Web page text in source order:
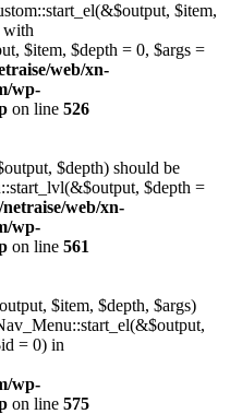
$item,
with
$item, $depth = 0, $args =
web/xn-
wp-
on line 526
$depth) should be
$depth =
netraise/web/xn-
wp-
on line 561
$item, $depth, $args)
= 0) in
wp-
on line 575